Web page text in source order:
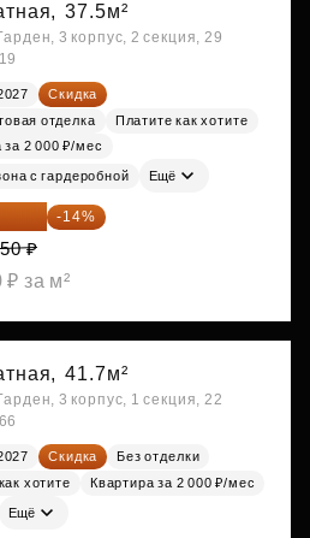
37.5м²
3 корпус, 2 секция, 29
Скидка
отделка
Платите как хотите
за 2 000 ₽/мес
с гардеробной Ещё
₽ -14%
₽
за м²
41.7м²
3 корпус, 1 секция, 22
Скидка
Без отделки
хотите
Квартира за 2 000 ₽/мес
Ещё